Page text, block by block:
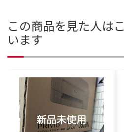
この商品を見た人は
います